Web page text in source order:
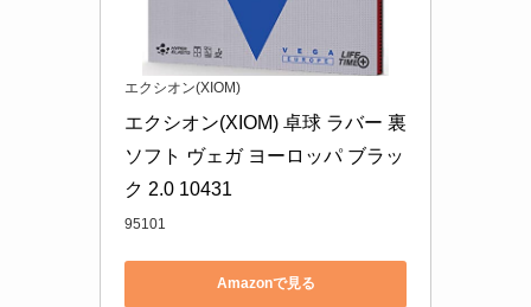
エクシオン(XIOM)
エクシオン(XIOM) 卓球 ラバー 裏
ソフト ヴェガ ヨーロッパ ブラッ
ク 2.0 10431
95101
Amazonで見る